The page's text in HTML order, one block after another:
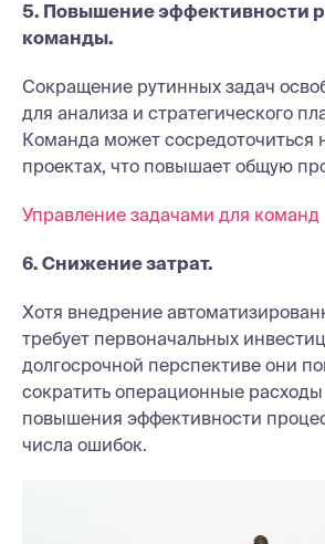
5. Повышение эффективности
команды.
Сокращение рутинных задач
для анализа и стратегического
Команда может сосредоточиться
проектах, что повышает общую
Управление задачами для команд
6. Снижение затрат.
Хотя внедрение
требует первоначальных
долгосрочной перспективе они
сократить операционные расходы
повышения эффективности
числа ошибок.